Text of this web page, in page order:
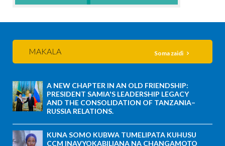
MAKALA Soma zaidi
A NEW CHAPTER IN AN OLD FRIENDSHIP:
PRESIDENT SAMIA'S LEADERSHIP LEGACY
AND THE CONSOLIDATION OF TANZANIA–
RUSSIA RELATIONS.
KUNA SOMO KUBWA TUMELIPATA KUHUSU
CCM INAVYOKABILIANA NA CHANGAMOTO